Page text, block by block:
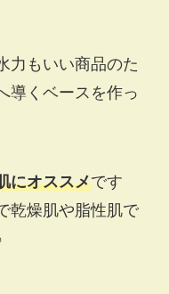
力もいい商品のた
導くベースを作っ
にオススメです
乾燥肌や脂性肌で